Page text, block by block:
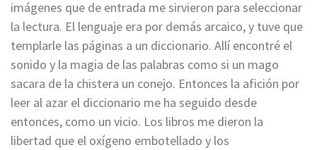
imágenes que de entrada me sirvieron para seleccionar
la lectura. El lenguaje era por demás arcaico, y tuve que
templarle las páginas a un diccionario. Allí encontré el
sonido y la magia de las palabras como si un mago
sacara de la chistera un conejo. Entonces la afición por
leer al azar el diccionario me ha seguido desde
entonces, como un vicio. Los libros me dieron la
libertad que el oxígeno embotellado y los